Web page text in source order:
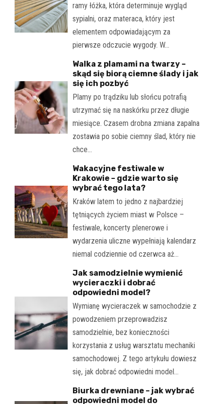
ramy łóżka, która determinuje wygląd
sypialni, oraz materaca, który jest
elementem odpowiadającym za
pierwsze odczucie wygody. W…
Walka z plamami na twarzy –
skąd się biorą ciemne ślady i jak
się ich pozbyć
Plamy po trądziku lub słońcu potrafią
utrzymać się na naskórku przez długie
miesiące. Czasem drobna zmiana zapalna
zostawia po sobie ciemny ślad, który nie
chce…
Wakacyjne festiwale w
Krakowie – gdzie warto się
wybrać tego lata?
Kraków latem to jedno z najbardziej
tętniących życiem miast w Polsce –
festiwale, koncerty plenerowe i
wydarzenia uliczne wypełniają kalendarz
niemal codziennie od czerwca aż…
Jak samodzielnie wymienić
wycieraczki i dobrać
odpowiedni model?
Wymianę wycieraczek w samochodzie z
powodzeniem przeprowadzisz
samodzielnie, bez konieczności
korzystania z usług warsztatu mechaniki
samochodowej. Z tego artykułu dowiesz
się, jak dobrać odpowiedni model…
Biurka drewniane – jak wybrać
odpowiedni model do